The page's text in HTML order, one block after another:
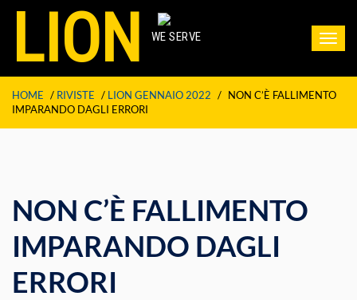
LION WE SERVE
HOME / RIVISTE / LION GENNAIO 2022 / NON C’È FALLIMENTO
IMPARANDO DAGLI ERRORI
NON C’È FALLIMENTO
IMPARANDO DAGLI
ERRORI